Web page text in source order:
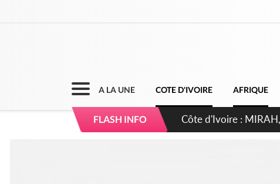
A LA UNE COTE D'IVOIRE AFRIQUE
FLASH INFO Côte d'Ivoire :